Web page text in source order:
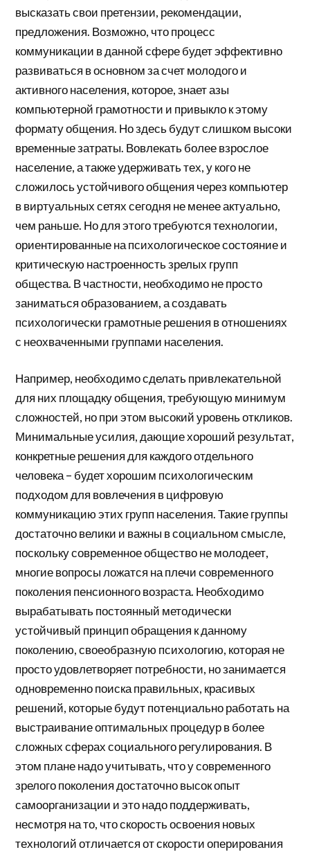
высказать свои претензии, рекомендации,
предложения. Возможно, что процесс
коммуникации в данной сфере будет эффективно
развиваться в основном за счет молодого и
активного населения, которое, знает азы
компьютерной грамотности и привыкло к этому
формату общения. Но здесь будут слишком высоки
временные затраты. Вовлекать более взрослое
население, а также удерживать тех, у кого не
сложилось устойчивого общения через компьютер
в виртуальных сетях сегодня не менее актуально,
чем раньше. Но для этого требуются технологии,
ориентированные на психологическое состояние и
критическую настроенность зрелых групп
общества. В частности, необходимо не просто
заниматься образованием, а создавать
психологически грамотные решения в отношениях
с неохваченными группами населения.
Например, необходимо сделать привлекательной
для них площадку общения, требующую минимум
сложностей, но при этом высокий уровень откликов.
Минимальные усилия, дающие хороший результат,
конкретные решения для каждого отдельного
человека – будет хорошим психологическим
подходом для вовлечения в цифровую
коммуникацию этих групп населения. Такие группы
достаточно велики и важны в социальном смысле,
поскольку современное общество не молодеет,
многие вопросы ложатся на плечи современного
поколения пенсионного возраста. Необходимо
вырабатывать постоянный методически
устойчивый принцип обращения к данному
поколению, своеобразную психологию, которая не
просто удовлетворяет потребности, но занимается
одновременно поиска правильных, красивых
решений, которые будут потенциально работать на
выстраивание оптимальных процедур в более
сложных сферах социального регулирования. В
этом плане надо учитывать, что у современного
зрелого поколения достаточно высок опыт
самоорганизации и это надо поддерживать,
несмотря на то, что скорость освоения новых
технологий отличается от скорости оперирования